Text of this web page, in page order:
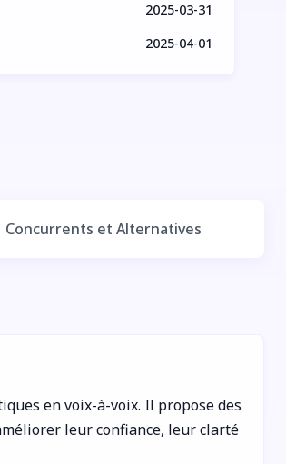
2025-03-31
2025-04-01
Concurrents et Alternatives
en voix-à-voix. Il propose des
leur confiance, leur clarté